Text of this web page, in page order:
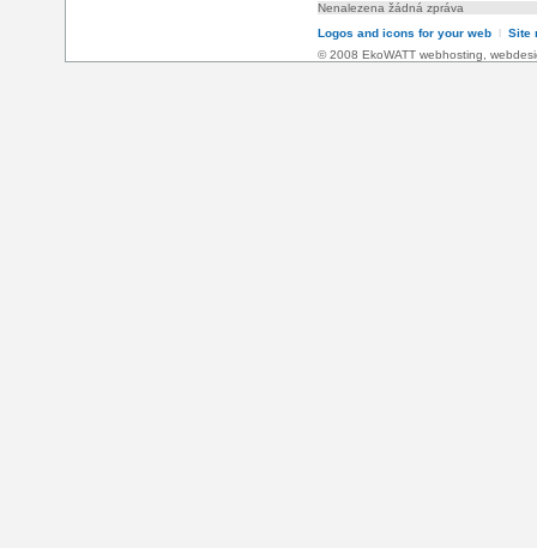
Nenalezena žádná zpráva
Logos and icons for your web l Site
© 2008 EkoWATT webhosting,